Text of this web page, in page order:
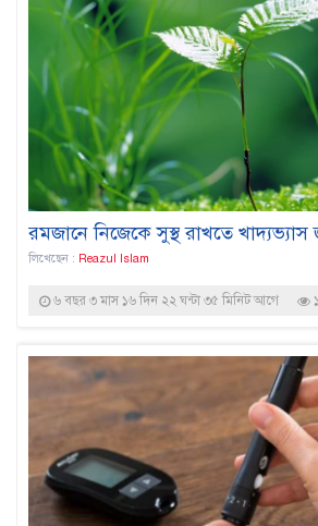
রমজানে নিজেকে সুস্থ রাখতে খাদ্যভ্যাস
লিখেছেন : Reazul Islam
৬ বছর ৩ মাস ১৬ দিন ২২ ঘন্টা ৩৫ মিনিট আগে